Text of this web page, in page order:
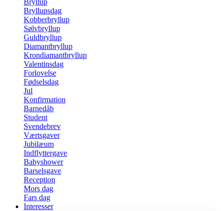
Bryllupsdag
Kobberbryllup
Sølvbryllup
Guldbryllup
Diamantbryllup
Krondiamantbryllup
Valentinsdag
Forlovelse
Fødselsdag
Jul
Konfirmation
Barnedåb
Student
Svendebrev
Værtsgaver
Jubilæum
Indflyttergave
Babyshower
Barselsgave
Reception
Mors dag
Fars dag
Interesser